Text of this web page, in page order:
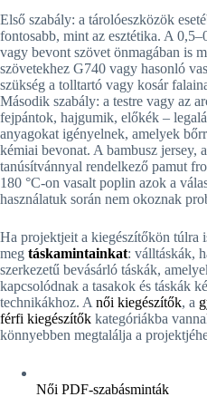
Első szabály: a tárolóeszközök
fontosabb, mint az esztétika. A
vagy bevont szövet önmagában is
szövetekhez G740 vagy hasonló
szükség a tolltartó vagy kosár
Második szabály: a testre vagy az
fejpántok, hajgumik, előkék –
anyagokat igényelnek, amelyek
kémiai bevonat. A bambusz jersey,
tanúsítvánnyal rendelkező pamut
180 °C-on vasalt poplin azok a
használatuk során nem okoznak
Ha projektjeit a kiegészítőkön túlra
meg táskamintainkat: válltáskák,
szerkezetű bevásárló táskák,
kapcsolódnak a tasakok és táskák
technikákhoz. A női kiegészítők, a
férfi kiegészítők kategóriákba
könnyebben megtalálja a
Női PDF-szabásminták